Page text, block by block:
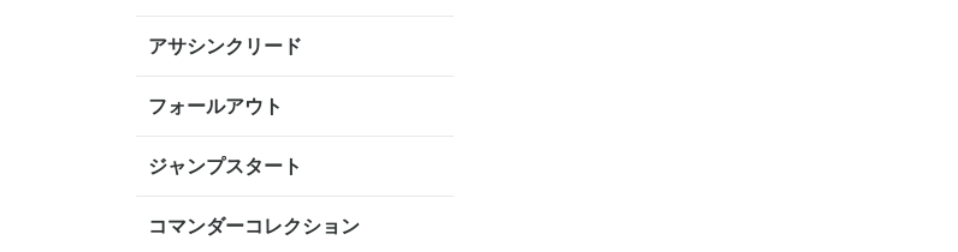
アサシンクリード
フォールアウト
ジャンプスタート
コマンダーコレクション